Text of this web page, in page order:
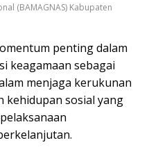
(BAMAGNAS) Kabupaten
penting dalam
keagamaan sebagai
menjaga kerukunan
kehidupan sosial yang